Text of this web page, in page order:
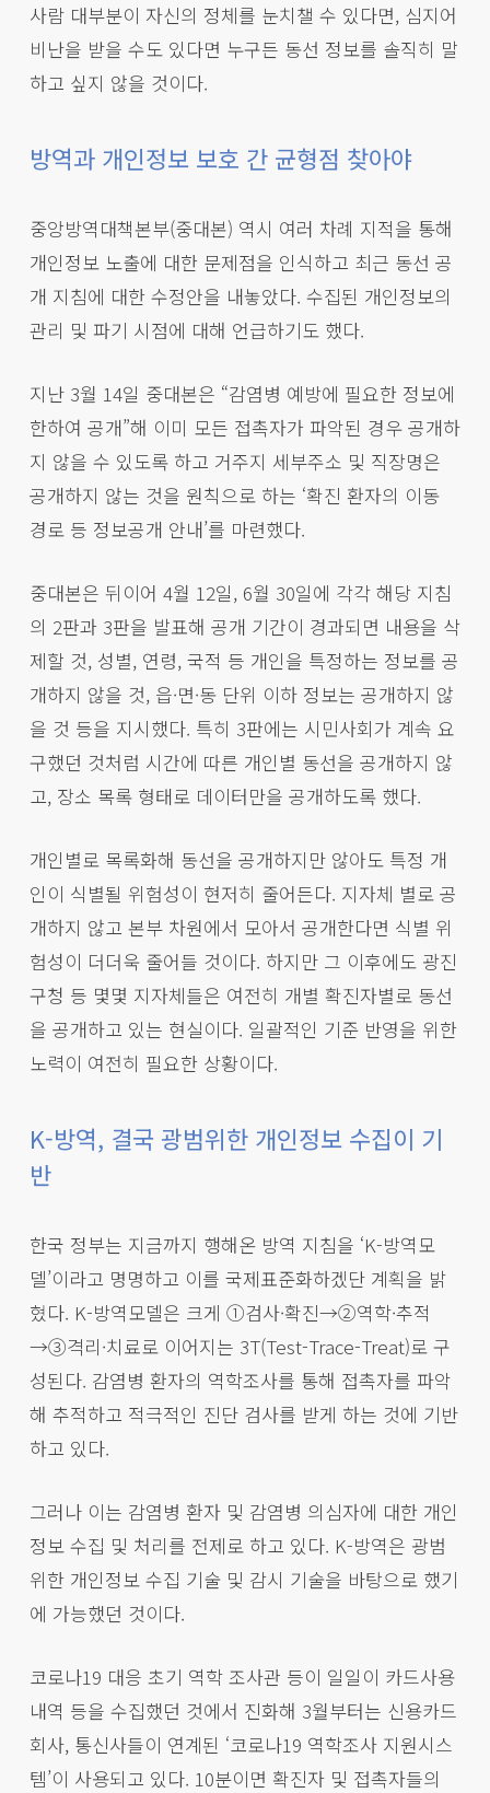
사람 대부분이 자신의 정체를 눈치챌 수 있다면, 심지어
비난을 받을 수도 있다면 누구든 동선 정보를 솔직히 말
하고 싶지 않을 것이다.
방역과 개인정보 보호 간 균형점 찾아야
중앙방역대책본부(중대본) 역시 여러 차례 지적을 통해
개인정보 노출에 대한 문제점을 인식하고 최근 동선 공
개 지침에 대한 수정안을 내놓았다. 수집된 개인정보의
관리 및 파기 시점에 대해 언급하기도 했다.
지난 3월 14일 중대본은 “감염병 예방에 필요한 정보에
한하여 공개”해 이미 모든 접촉자가 파악된 경우 공개하
지 않을 수 있도록 하고 거주지 세부주소 및 직장명은
공개하지 않는 것을 원칙으로 하는 ‘확진 환자의 이동
경로 등 정보공개 안내’를 마련했다.
중대본은 뒤이어 4월 12일, 6월 30일에 각각 해당 지침
의 2판과 3판을 발표해 공개 기간이 경과되면 내용을 삭
제할 것, 성별, 연령, 국적 등 개인을 특정하는 정보를 공
개하지 않을 것, 읍·면·동 단위 이하 정보는 공개하지 않
을 것 등을 지시했다. 특히 3판에는 시민사회가 계속 요
구했던 것처럼 시간에 따른 개인별 동선을 공개하지 않
고, 장소 목록 형태로 데이터만을 공개하도록 했다.
개인별로 목록화해 동선을 공개하지만 않아도 특정 개
인이 식별될 위험성이 현저히 줄어든다. 지자체 별로 공
개하지 않고 본부 차원에서 모아서 공개한다면 식별 위
험성이 더더욱 줄어들 것이다. 하지만 그 이후에도 광진
구청 등 몇몇 지자체들은 여전히 개별 확진자별로 동선
을 공개하고 있는 현실이다. 일괄적인 기준 반영을 위한
노력이 여전히 필요한 상황이다.
K-방역, 결국 광범위한 개인정보 수집이 기
반
한국 정부는 지금까지 행해온 방역 지침을 ‘K-방역모
델’이라고 명명하고 이를 국제표준화하겠단 계획을 밝
혔다. K-방역모델은 크게 ①검사·확진→②역학·추적
→③격리·치료로 이어지는 3T(Test-Trace-Treat)로 구
성된다. 감염병 환자의 역학조사를 통해 접촉자를 파악
해 추적하고 적극적인 진단 검사를 받게 하는 것에 기반
하고 있다.
그러나 이는 감염병 환자 및 감염병 의심자에 대한 개인
정보 수집 및 처리를 전제로 하고 있다. K-방역은 광범
위한 개인정보 수집 기술 및 감시 기술을 바탕으로 했기
에 가능했던 것이다.
코로나19 대응 초기 역학 조사관 등이 일일이 카드사용
내역 등을 수집했던 것에서 진화해 3월부터는 신용카드
회사, 통신사들이 연계된 ‘코로나19 역학조사 지원시스
템’이 사용되고 있다. 10분이면 확진자 및 접촉자들의